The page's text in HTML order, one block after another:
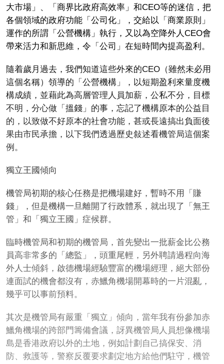
大市場」、「商界比政府高效率」和CEO等的迷信，把
各個領域的政府功能「公司化」，交給以「商業原則」
運作的所謂「公營機構」執行，又以為空降外人CEO會
帶來活力和新思維，令「公司」在短時間內提高盈利。
隨着歲月過去，我們知道這些外來的CEO（雖然未必用
這個名稱）領導的「公營機構」，以短期盈利來量度機
構成績，並藉此為高層管理人員加薪，公私不分，目標
不明，分心做「搵錢」的事，忘記了機構原本的公益目
的，以致做不好原本的社會功能，甚或長遠搞出負面後
果由市民承擔，以下我們透過歷史敍述看機管局這個案
例。
獨立王國傾向
機管局初期的核心任務是把機場建好，暫時不用「賺
錢」，但是機構一旦離開了行政體系，就出現了「無王
管」和「獨立王國」症候群。
臨時機管局和初期的機管局，首先變出一批薪金比公務
員高非常多的「總監」，頭重尾輕，另外聘請過程向海
外人士傾斜，啟德機場經驗豐富的機場經理，絕大部份
連面試的機會都沒有，赤鱲角機場開幕時的一片混亂，
幾乎可以事前預料。
其次是機管局有嚴重「獨立」傾向，當年我有份參加赤
鱲角機場的跨部門籌備會議，訝異機管局人員想像機場
島是香港政府以外的土地，例如計劃自己搞保安、消
防、救護等，警察反覆要求劃定地方給他們駐守，機管